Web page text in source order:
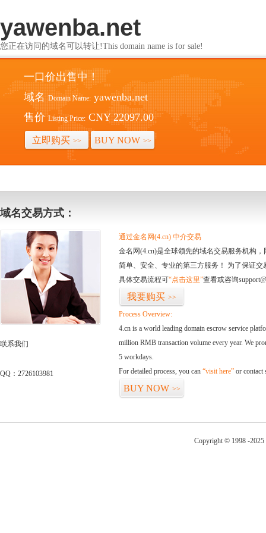
yawenba.net
您正在访问的域名可以转让!This domain name is for sale!
一口价出售中！
域名 Domain Name: yawenba.net
售价 Listing Price: CNY 22097.00
立即购买 >> BUY NOW >>
域名交易方式：
联系我们
QQ：2726103981
通过金名网(4.cn) 中介交易
金名网(4.cn)是全球领先的域名交易服务机构
简单、安全、专业的第三方服务！ 为了保证
具体交易流程可“点击这里”查看或咨询
我要购买 >>
Process Overview:
4.cn is a world leading domain escrow service
million RMB transaction volume every year. We
5 workdays.
For detailed process, you can “visit here” or contact
BUY NOW >>
Copyright © 1998 -2025